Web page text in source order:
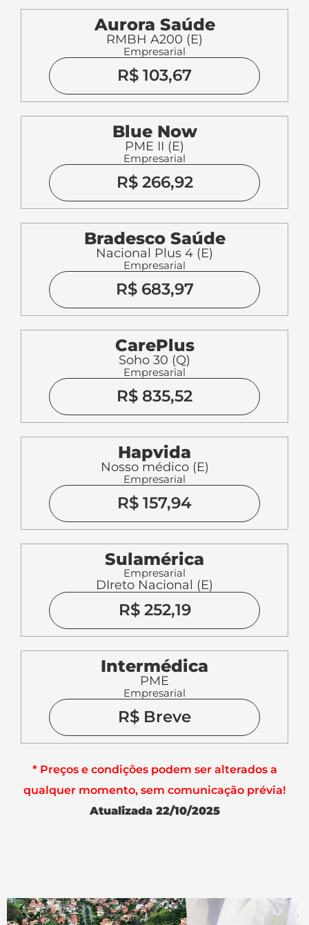
Aurora Saúde
RMBH A200 (E)
Empresarial
R$ 103,67
Blue Now
PME II (E)
Empresarial
R$ 266,92
Bradesco Saúde
Nacional Plus 4 (E)
Empresarial
R$ 683,97
CarePlus
Soho 30 (Q)
Empresarial
R$ 835,52
Hapvida
Nosso médico (E)
Empresarial
R$ 157,94
Sulamérica
Empresarial
DIreto Nacional (E)
R$ 252,19
Intermédica
PME
Empresarial
R$ Breve
* Preços e condições podem ser alterados a
qualquer momento, sem comunicação prévia!
Atualizada 22/10/2025